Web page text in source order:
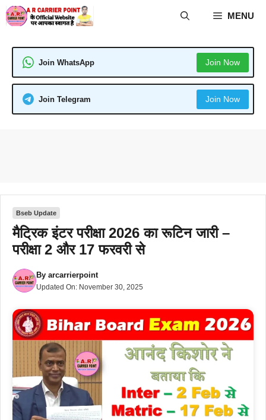
Skip
to
MENU
Join WhatsApp Join Now
Join Telegram Join Now
Bseb Update
मैट्रिक इंटर परीक्षा 2026 का रूटिन जारी –
परीक्षा 2 और 17 फरवरी से
By arcarrierpoint
Updated On: November 30, 2025